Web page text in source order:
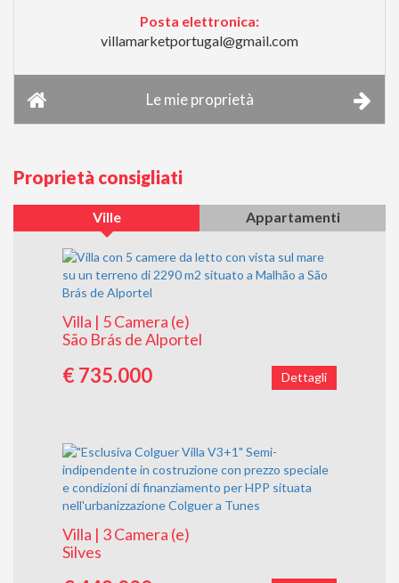
Posta elettronica:
villamarketportugal@gmail.com
Le mie proprietà
Proprietà consigliati
Ville Appartamenti
Villa | 5 Camera (e)
São Brás de Alportel
Dettagli
€ 735.000
Villa | 3 Camera (e)
Silves